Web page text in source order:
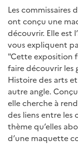
Les
ont conçu une
découvrir. Elle est
vous expliquent
"Cette exposition
faire découvrir les
Histoire des arts
autre angle.
elle cherche à
des liens entre les
thème qu’elles
d’une maquette